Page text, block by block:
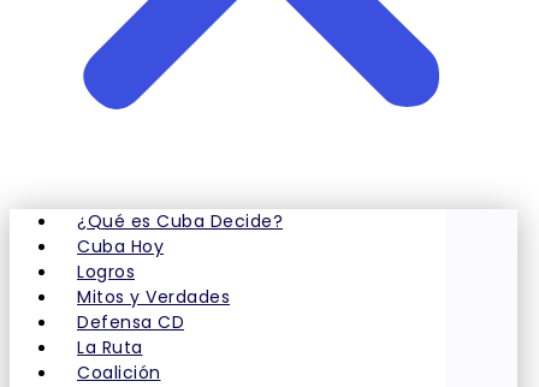
¿Qué es Cuba Decide?
Cuba Hoy
Logros
Mitos y Verdades
Defensa CD
La Ruta
Coalición